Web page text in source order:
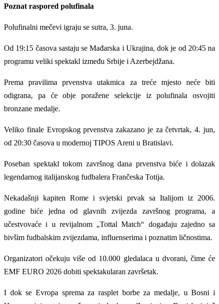
Poznat raspored polufinala
Polufinalni mečevi igraju se sutra, 3. juna.
Od 19:15 časova sastaju se Mađarska i Ukrajina, dok je od 20:45 na
programu veliki spektakl između Srbije i Azerbejdžana.
Prema pravilima prvenstva utakmica za treće mjesto neće biti
odigrana, pa će obje poražene selekcije iz polufinala osvojiti
bronzane medalje.
Veliko finale Evropskog prvenstva zakazano je za četvrtak, 4. jun,
od 20:30 časova u modernoj TIPOS Areni u Bratislavi.
Poseban spektakl tokom završnog dana prvenstva biće i dolazak
legendarnog italijanskog fudbalera Frančeska Totija.
Nekadašnji kapiten Rome i svjetski prvak sa Italijom iz 2006.
godine biće jedna od glavnih zvijezda završnog programa, a
učestvovaće i u revijalnom „Tottal Match“ događaju zajedno sa
bivšim fudbalskim zvijezdama, influenserima i poznatim ličnostima.
Organizatori očekuju više od 10.000 gledalaca u dvorani, čime će
EMF EURO 2026 dobiti spektakularan završetak.
I dok se Evropa sprema za rasplet borbe za medalje, u Bosni i